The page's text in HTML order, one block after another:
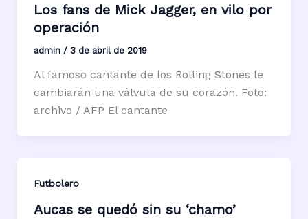
Los fans de Mick Jagger, en vilo por
operación
admin / 3 de abril de 2019
Al famoso cantante de los Rolling Stones le
cambiarán una válvula de su corazón. Foto:
archivo / AFP El cantante
Futbolero
Aucas se quedó sin su ‘chamo’